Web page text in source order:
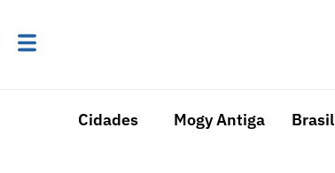
Cidades Mogy Antiga Brasil